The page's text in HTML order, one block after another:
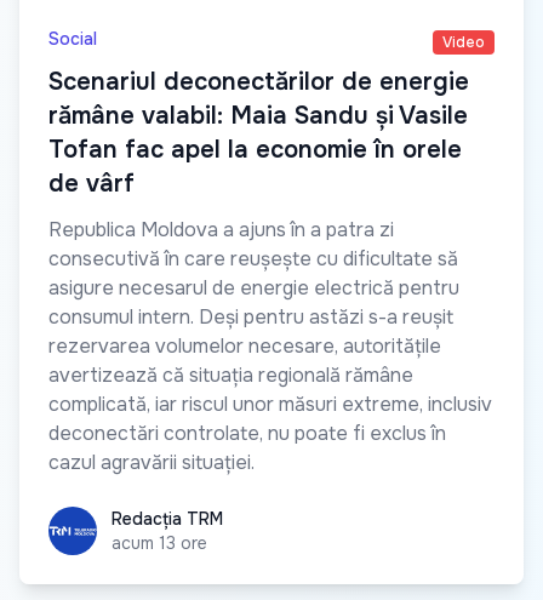
Social Video
Scenariul deconectărilor de energie
rămâne valabil: Maia Sandu și Vasile
Tofan fac apel la economie în orele
de vârf
Republica Moldova a ajuns în a patra zi
consecutivă în care reușește cu dificultate să
asigure necesarul de energie electrică pentru
consumul intern. Deși pentru astăzi s-a reușit
rezervarea volumelor necesare, autoritățile
avertizează că situația regională rămâne
complicată, iar riscul unor măsuri extreme, inclusiv
deconectări controlate, nu poate fi exclus în
cazul agravării situației.
Redacția TRM
Redacția TRM
acum 13 ore